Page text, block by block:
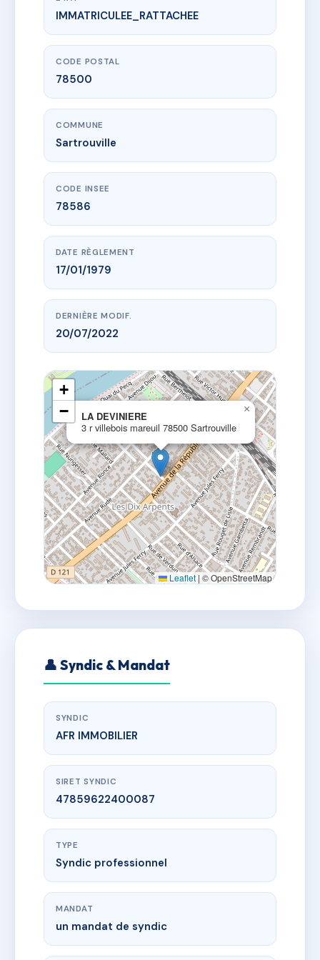
www.vme.plus/AE3498110
LA DEVINIERE
3 r villebois mareuil
IMMATRICULEE_RATTACHEE
CODE POSTAL
78500
COMMUNE
Sartrouville
CODE INSEE
78586
DATE RÈGLEMENT
17/01/1979
DERNIÈRE MODIF.
20/07/2022
LA DEVINIERE
3 r villebois mareuil 78500 Sartrouville
×
+
−
Leaflet | © OpenStreetMap
👤 Syndic & Mandat
SYNDIC
AFR IMMOBILIER
SIRET SYNDIC
47859622400087
TYPE
Syndic professionnel
MANDAT
un mandat de syndic